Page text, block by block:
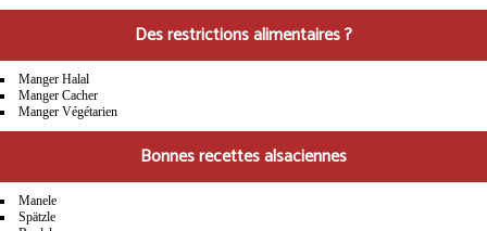
Des restrictions alimentaires ?
Manger Halal
Manger Cacher
Manger Végétarien
Bonnes recettes alsaciennes
Manele
Spätzle